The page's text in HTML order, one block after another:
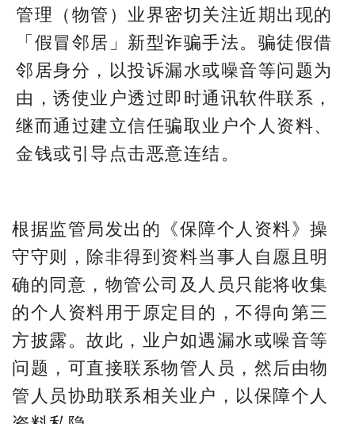
管理（物管）业界密切关注近期出现的
「假冒邻居」新型诈骗手法。骗徒假借
邻居身分，以投诉漏水或噪音等问题为
由，诱使业户透过即时通讯软件联系，
继而通过建立信任骗取业户个人资料、
金钱或引导点击恶意连结。
根据监管局发出的《保障个人资料》操
守守则，除非得到资料当事人自愿且明
确的同意，物管公司及人员只能将收集
的个人资料用于原定目的，不得向第三
方披露。故此，业户如遇漏水或噪音等
问题，可直接联系物管人员，然后由物
管人员协助联系相关业户，以保障个人